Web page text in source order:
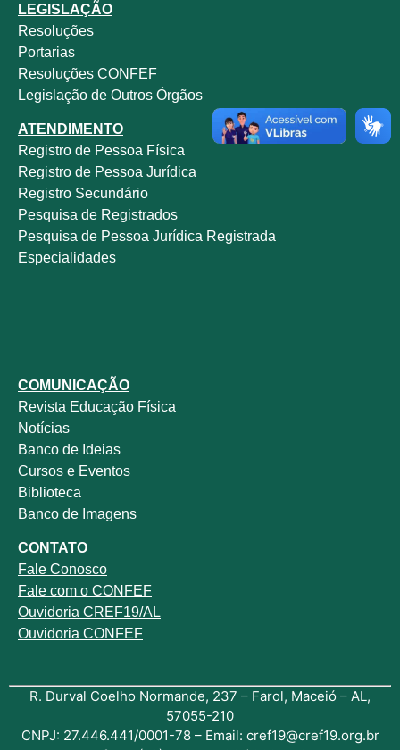
LEGISLAÇÃO
Resoluções
Portarias
Resoluções CONFEF
Legislação de Outros Órgãos
ATENDIMENTO
Registro de Pessoa Física
Registro de Pessoa Jurídica
Registro Secundário
Pesquisa de Registrados
Pesquisa de Pessoa Jurídica Registrada
Especialidades
COMUNICAÇÃO
Revista Educação Física
Notícias
Banco de Ideias
Cursos e Eventos
Biblioteca
Banco de Imagens
CONTATO
Fale Conosco
Fale com o CONFEF
Ouvidoria CREF19/AL
Ouvidoria CONFEF
R. Durval Coelho Normande, 237 – Farol, Maceió – AL,
57055-210
CNPJ: 27.446.441/0001-78 – Email: cref19@cref19.org.br